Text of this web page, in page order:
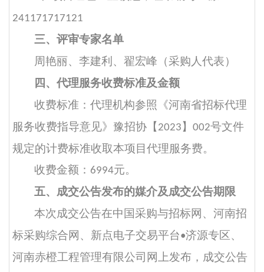
241171717121
三、评审专家名单
周艳丽、李建利 、翟宏峰（采购人代表）
四、代理服务收费标准及金额
收费标准： 代理机构参照《河南省招标代理
服务收费指导意见》豫招协【 2023 】 002号文件
规定的计费标准收取本项目代理服务费。
收费金额： 6994元。
五、成交公告发布的媒介及成交公告期限
本次成交公告在中国采购与招标网、河南招
标采购综合网、新点电子交易平台•济源专区 、
河南赤橙工程管理有限公司网上发布，成交公告